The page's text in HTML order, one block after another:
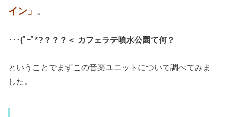
イン」
。
･･･(ﾟｰﾟ*?？？？＜ カフェラテ噴水公園て何？
ということでまずこの音楽ユニットについて調べてみま
した。